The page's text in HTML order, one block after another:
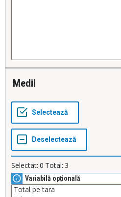
Medii
Selectat: 0 Total: 3
Variabilă opțională